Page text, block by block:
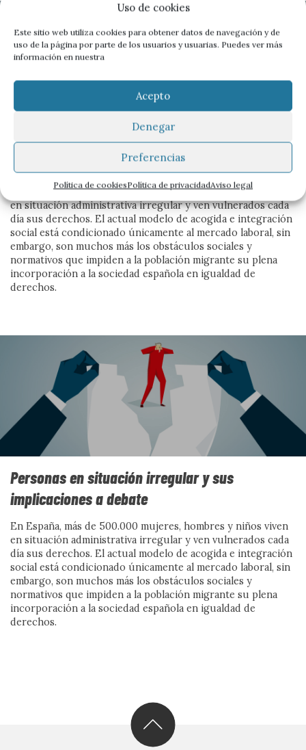
Uso de cookies
Este sitio web utiliza cookies para obtener datos de navegación y de
uso de la página por parte de los usuarios y usuarias. Puedes ver más
información en nuestra
Acepto
Denegar
Preferencias
Política de cookiesPolítica de privacidadAviso legal
Frente al veneno del odio, el
amor es el antídoto
Cuando el miedo se organiza en discursos, políticas y
gestos cotidianos, la convivencia se vuelve frágil. Este
número mira de frente los discursos de odio, pero no se
queda en la denuncia: busca las grietas por donde abrir
comunidad. Frente a la sospecha, propone
contranarrativas capaces de escuchar, vincular y
sostener vidas dignas, para imaginar juntas una sociedad
menos herida y más habitable.
Ver más
Industria del odio, vida
cotidiana y vínculos
comunitarios
Por Jesús Migallón y Nuria López
La irregularidad, problema estructural no
resuelto. Signos para la esperanza
En España, más de 500.000 mujeres, hombres y niños viven
en situación administrativa irregular y ven vulnerados cada
día sus derechos. El actual modelo de acogida e integración
social está condicionado únicamente al mercado laboral, sin
embargo, son muchos más los obstáculos sociales y
normativos que impiden a la población migrante su plena
incorporación a la sociedad española en igualdad de
derechos.
Personas en situación irregular y sus
implicaciones a debate
En España, más de 500.000 mujeres, hombres y niños viven
en situación administrativa irregular y ven vulnerados cada
día sus derechos. El actual modelo de acogida e integración
social está condicionado únicamente al mercado laboral, sin
embargo, son muchos más los obstáculos sociales y
normativos que impiden a la población migrante su plena
incorporación a la sociedad española en igualdad de
derechos.